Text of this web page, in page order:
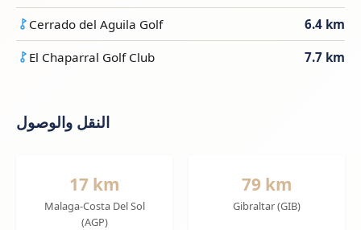
Cerrado del Aguila Golf 6.4 km
El Chaparral Golf Club 7.7 km
النقل والوصول
17 km
Malaga-Costa Del Sol
(AGP)
79 km
Gibraltar (GIB)